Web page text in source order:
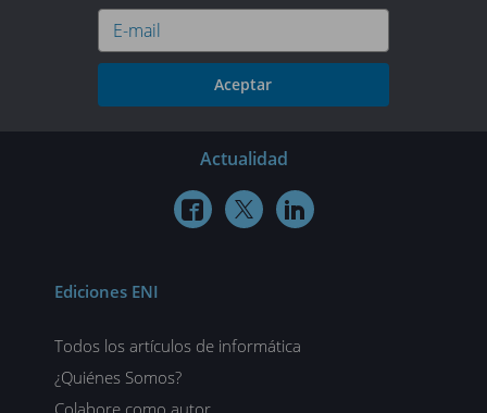
Aceptar
Actualidad
  
Ediciones ENI
Todos los artículos de informática
¿Quiénes Somos?
Colabore como autor